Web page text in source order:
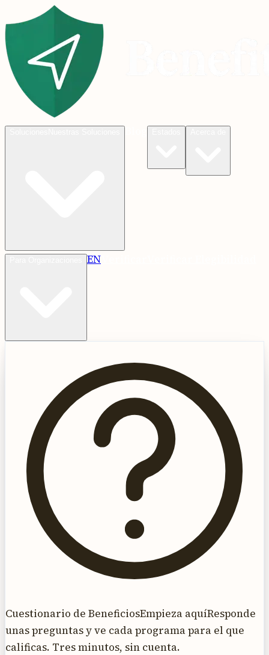
EN
Cuestionario de BeneficiosEmpieza aquíResponde
unas preguntas y ve cada programa para el que
calificas. Tres minutos, sin cuenta.